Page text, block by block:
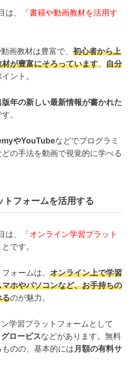
は、「 書籍や動画教材を活用す
画教材は豊富で、 初心者から上
が豊富にそろっています。 自分
ント。
版年の新しい最新情報が書かれた
。
やYouTubeなどでプログラミ
の手法を動画で視覚的に学べる
トフォームを活用する
は、「 オンライン学習プラット
とです。
ォームは、 オンライン上で学習
ホやパソコンなど、お手持ちの
るのが魅力。
学習プラットフォームとして
ロービスなどがあります。無料
のの、基本的には 月額の有料サ